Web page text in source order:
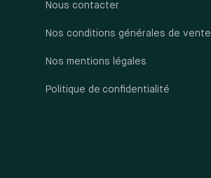
Nous contacter
Nos conditions générales de vente
Nos mentions légales
Politique de confidentialité